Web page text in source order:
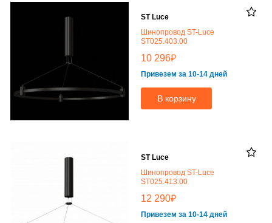
ST Luce
Шинопровод ST-Luce
ST025.403.00
10 296₽
Привезем за 10-14 дней
В корзину
ST Luce
Шинопровод ST-Luce
ST025.413.00
12 290₽
Привезем за 10-14 дней